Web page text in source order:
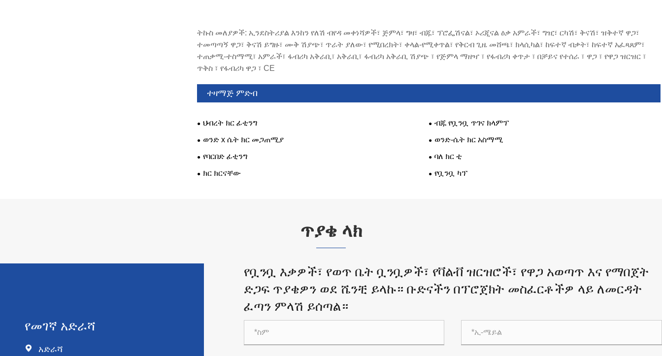
ትኩስ መለያዎች: ኢንደስትሪያል እንከን የለሽ ብየዳ መቀነሻዎች፣ ጅምላ፣ ግዛ፣ ብጁ፣ ፕሮፌሽናል፣ ኦሪጂናል ዕቃ አምራች፣ ግዢ፣ ርካሽ፣ ቅናሽ፣ ዝቅተኛ ዋጋ፣
ተመጣጣኝ ዋጋ፣ ቅናሽ ይግዙ፣ ሙቅ ሽያጭ፣ ጥራት ያለው፣ የሚበረክት፣ ቀላል-የሚቀጥል፣ የቅርብ ጊዜ መሸጫ፣ ክላሲካል፣ ከፍተኛ ብቃት፣ ከፍተኛ አፈጻጸም፣
ተጠቃሚ-ተስማሚ፣ አምራች፣ ፋብሪካ አቅራቢ፣ አቅራቢ፣ ፋብሪካ አቅራቢ ሽያጭ ፣ የጅምላ ማዘዣ ፣ የፋብሪካ ቀጥታ ፣ በቻይና የተሰራ ፣ ዋጋ ፣ የዋጋ ዝርዝር ፣
ጥቅስ ፣ የፋብሪካ ዋጋ ፣ CE
ተዛማጅ ምድብ
ህብረት ክር ፊቲንግ
ብጁ የቧንቧ ጥገና ክላምፕ
ወንድ x ሴት ክር መጋጠሚያ
ወንድ-ሴት ክር አስማሚ
የባርበድ ፊቲንግ
ባለ ክር ቲ
ክር ክርናቸው
የቧንቧ ካፕ
ጥያቄ ላክ
የመገኛ አድራሻ
 አድራሻ
የቧንቧ እቃዎች፣ የወጥ ቤት ቧንቧዎች፣ የቫልቭ ዝርዝሮች፣ የዋጋ አወጣጥ እና የማበጀት
ድጋፍ ጥያቄዎን ወደ ሼንቺ ይላኩ። ቡድናችን በፕሮጀክት መስፈርቶችዎ ላይ ለመርዳት
ፈጣን ምላሽ ይሰጣል።